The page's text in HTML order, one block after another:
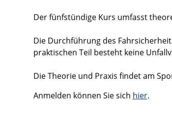
Der fünfstündige Kurs umfasst
Die Durchführung des
praktischen Teil besteht keine
Die Theorie und Praxis findet am
Anmelden können Sie sich hier.